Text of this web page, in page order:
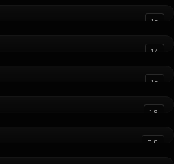
15
14
15
19
08